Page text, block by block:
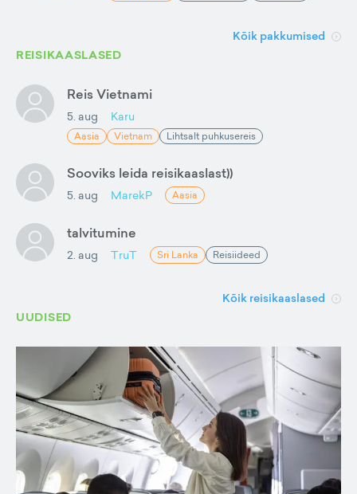
Kõik pakkumised
REISIKAASLASED
Reis Vietnami
5. aug Karu
Aasia Vietnam Lihtsalt puhkusereis
Sooviks leida reisikaaslast))
5. aug MarekP Aasia
talvitumine
2. aug TruT Sri Lanka Reisiideed
Kõik reisikaaslased
UUDISED